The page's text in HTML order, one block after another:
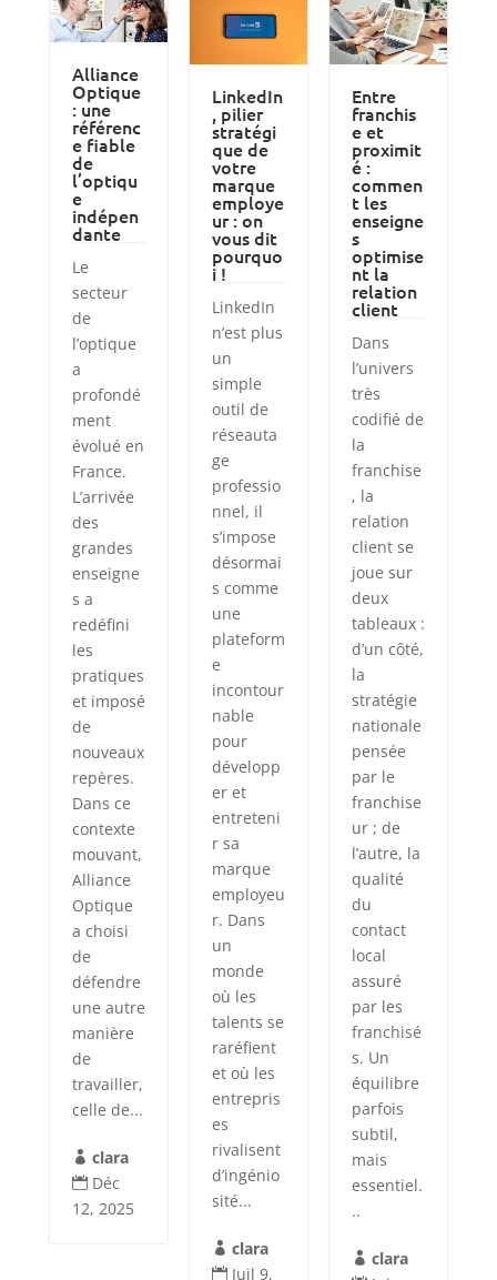
Alliance
Optique
: une
référenc
e fiable
de
l’optiqu
e
indépen
dante
Le
secteur
de
l’optique
a
profondé
ment
évolué en
France.
L’arrivée
des
grandes
enseigne
s a
redéfini
les
pratiques
et imposé
de
nouveaux
repères.
Dans ce
contexte
mouvant,
Alliance
Optique
a choisi
de
défendre
une autre
manière
de
travailler,
celle de...
 clara
 Déc
12, 2025
LinkedIn
, pilier
stratégi
que de
votre
marque
employe
ur : on
vous dit
pourquo
i !
LinkedIn
n’est plus
un
simple
outil de
réseauta
ge
professio
nnel, il
s’impose
désormai
s comme
une
plateform
e
incontour
nable
pour
développ
er et
entreteni
r sa
marque
employeu
r. Dans
un
monde
où les
talents se
raréfient
et où les
entrepris
es
rivalisent
d’ingénio
sité...
 clara
 Juil 9,
Entre
franchis
e et
proximit
é :
commen
t les
enseigne
s
optimise
nt la
relation
client
Dans
l’univers
très
codifié de
la
franchise
, la
relation
client se
joue sur
deux
tableaux :
d’un côté,
la
stratégie
nationale
pensée
par le
franchise
ur ; de
l’autre, la
qualité
du
contact
local
assuré
par les
franchisé
s. Un
équilibre
parfois
subtil,
mais
essentiel.
..
 clara